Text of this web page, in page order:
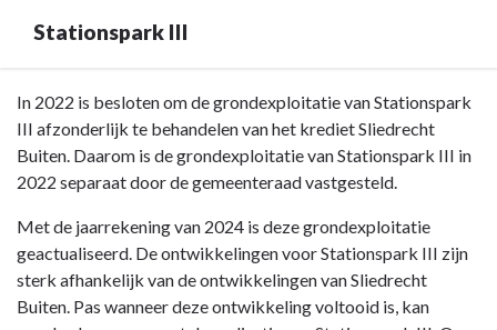
Stationspark III
Terug
naar
navigatie
Grondbeleid
Stationspark
In 2022 is besloten om de grondexploitatie van Stationspark
III afzonderlijk te behandelen van het krediet Sliedrecht
Buiten. Daarom is de grondexploitatie van Stationspark III in
2022 separaat door de gemeenteraad vastgesteld.
Met de jaarrekening van 2024 is deze grondexploitatie
geactualiseerd. De ontwikkelingen voor Stationspark III zijn
sterk afhankelijk van de ontwikkelingen van Sliedrecht
Buiten. Pas wanneer deze ontwikkeling voltooid is, kan